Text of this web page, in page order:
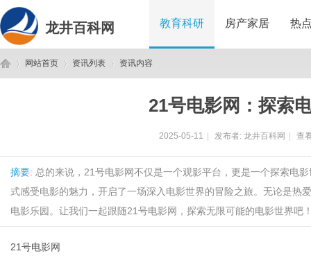
龙井百科网 教育科研 房产家居 热
网站首页 资讯列表 资讯内容
21号电影网：探索
2025-05-11 发布者: 龙井百科网 查
摘要: 总的来说，21号电影网不仅是一个观影平台，更是一个探索电
式感受电影的魅力，开启了一场深入电影世界的冒险之旅。无论是热
电影乐园。让我们一起跟随21号电影网，探索无限可能的电影世界吧
21号电影网